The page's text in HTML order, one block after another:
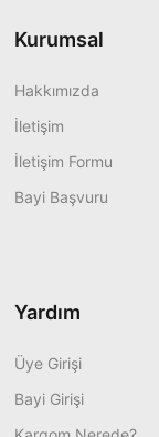
Kurumsal
Hakkımızda
İletişim
İletişim Formu
Bayi Başvuru
Yardım
Üye Girişi
Bayi Girişi